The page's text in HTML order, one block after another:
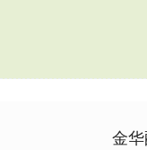
金